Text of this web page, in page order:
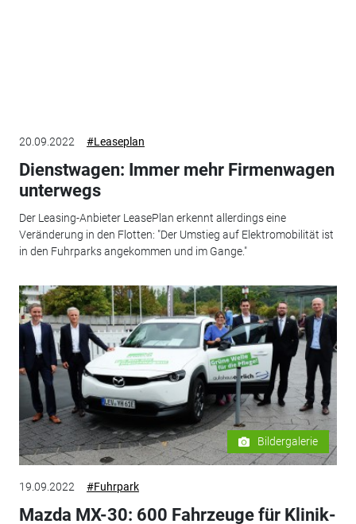
20.09.2022 #Leaseplan
Dienstwagen: Immer mehr Firmenwagen
unterwegs
Der Leasing-Anbieter LeasePlan erkennt allerdings eine
Veränderung in den Flotten: "Der Umstieg auf Elektromobilität ist
in den Fuhrparks angekommen und im Gange."
Bildergalerie
19.09.2022 #Fuhrpark
Mazda MX-30: 600 Fahrzeuge für Klinik-